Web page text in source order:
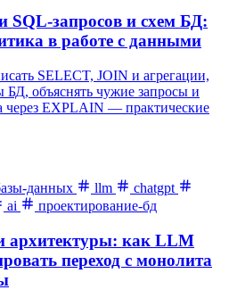
SQL-запросов и схем БД:
в работе с данными
SELECT, JOIN и агрегации,
БД, объяснять чужие запросы и
через EXPLAIN — практические
данных llm
chatgpt
ai проектирование-бд
архитектуры: как LLM
переход с монолита